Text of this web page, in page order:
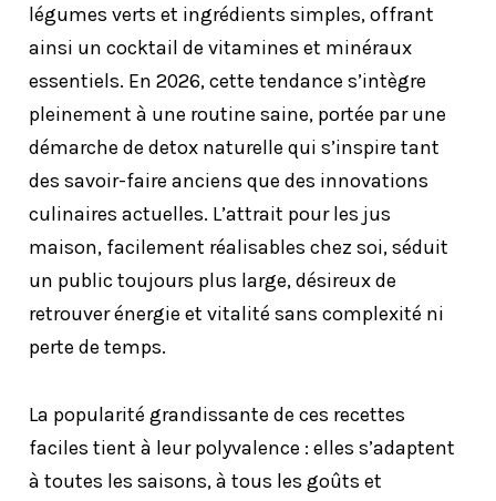
légumes verts et ingrédients simples, offrant
ainsi un cocktail de vitamines et minéraux
essentiels. En 2026, cette tendance s’intègre
pleinement à une routine saine, portée par une
démarche de detox naturelle qui s’inspire tant
des savoir-faire anciens que des innovations
culinaires actuelles. L’attrait pour les jus
maison, facilement réalisables chez soi, séduit
un public toujours plus large, désireux de
retrouver énergie et vitalité sans complexité ni
perte de temps.
La popularité grandissante de ces recettes
faciles tient à leur polyvalence : elles s’adaptent
à toutes les saisons, à tous les goûts et